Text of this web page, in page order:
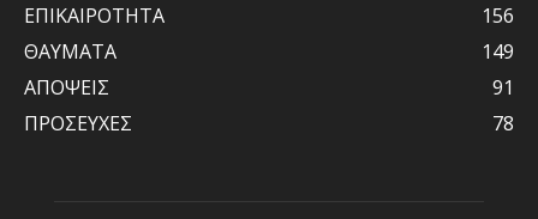
ΕΠΙΚΑΙΡΟΤΗΤΑ
156
ΘΑΥΜΑΤΑ
149
ΑΠΟΨΕΙΣ
91
ΠΡΟΣΕΥΧΕΣ
78